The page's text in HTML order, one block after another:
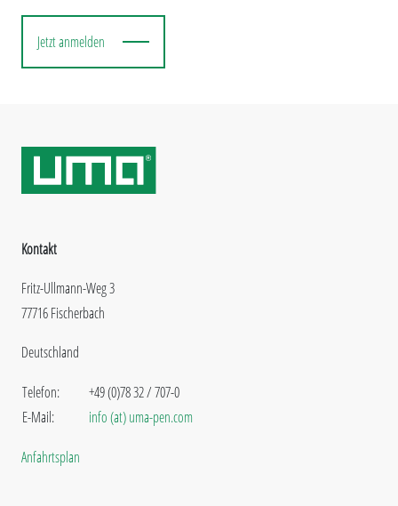
Jetzt anmelden
Kontakt
Fritz-Ullmann-Weg 3
77716 Fischerbach
Deutschland
Telefon:
E-Mail:
+49 (0)78 32 / 707-0
info (at) uma-pen.com
Anfahrtsplan